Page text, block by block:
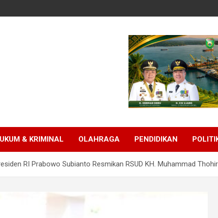
& KRIMINAL OLAHRAGA PENDIDIKAN
RI Prabowo Subianto Resmikan RSUD KH. Muhammad